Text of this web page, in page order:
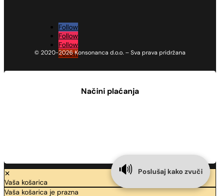
Follow
Follow
Follow
Follow
© 2020-2026 Konsonanca d.o.o. – Sva prava pridržana
Načini plaćanja
🔊 Poslušaj kako zvuči
✕
Vaša košarica
Vaša košarica je prazna